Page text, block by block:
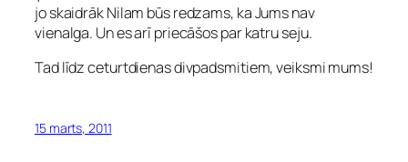
jo skaidrāk Nilam būs redzams, ka Jums nav
vienalga. Un es arī priecāšos par katru seju.
Tad līdz ceturtdienas divpadsmitiem, veiksmi mums!
15 marts, 2011